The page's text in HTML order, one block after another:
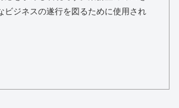
ビジネスの遂行を図るために使用され